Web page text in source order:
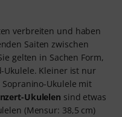
verbreiten und haben
Saiten zwischen
gelten in Sachen Form,
Ukulele. Kleiner ist nur
Ukulele mit
Ukulelen sind etwas
(Mensur: 38,5 cm)